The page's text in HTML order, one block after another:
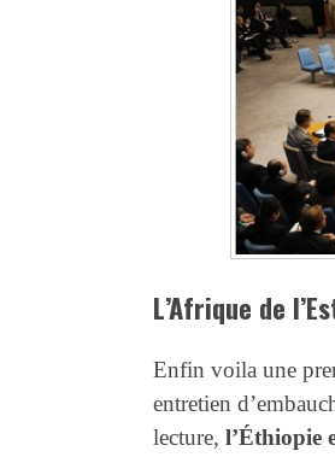
L’Afrique de
Enfin voila une
entretien
lecture, l’Éthiopie